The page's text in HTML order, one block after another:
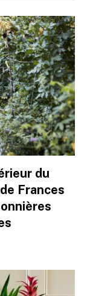
du
Frances